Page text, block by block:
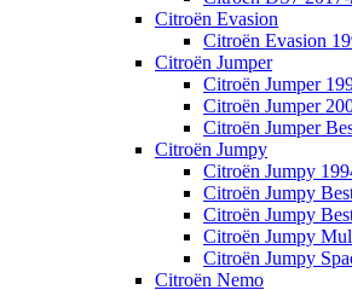
Citroën Evasion
Citroën Evasion
Citroën Jumper
Citroën Jumper
Citroën Jumper
Citroën Jumper
Citroën Jumpy
Citroën Jumpy
Citroën Jumpy
Citroën Jumpy
Citroën Jumpy
Citroën Jumpy
Citroën Nemo